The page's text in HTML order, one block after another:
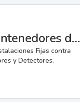
Fabricantes, Reparadores, Instaladores y Mantenedores de Instalaciones Fijas contra Incendios.
Fijas contra
y Detectores.